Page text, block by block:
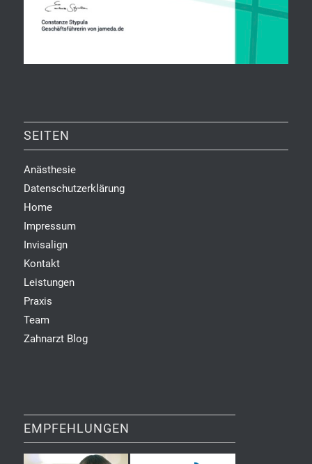
SEITEN
Anästhesie
Datenschutzerklärung
Home
Impressum
Invisalign
Kontakt
Leistungen
Praxis
Team
Zahnarzt Blog
EMPFEHLUNGEN